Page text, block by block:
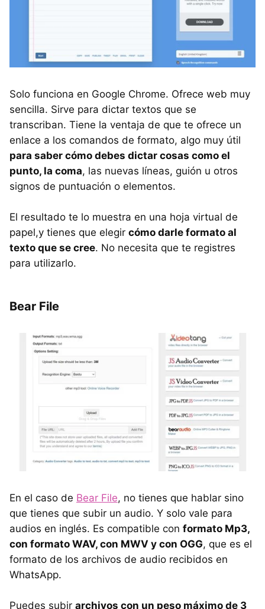
Solo funciona en Google Chrome. Ofrece web muy
sencilla. Sirve para dictar textos que se
transcriban. Tiene la ventaja de que te ofrece un
enlace a los comandos de formato, algo muy útil
para saber cómo debes dictar cosas como el
punto, la coma, las nuevas líneas, guión u otros
signos de puntuación o elementos.
El resultado te lo muestra en una hoja virtual de
papel,y tienes que elegir cómo darle formato al
texto que se cree. No necesita que te registres
para utilizarlo.
Bear File
En el caso de Bear File, no tienes que hablar sino
que tienes que subir un audio. Y solo vale para
audios en inglés. Es compatible con formato Mp3,
con formato WAV, con MWV y con OGG, que es el
formato de los archivos de audio recibidos en
WhatsApp.
Puedes subir archivos con un peso máximo de 3